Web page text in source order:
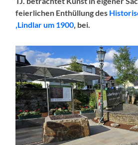
feierlichen Enthüllung des
‚Lindlar um 1900‚ bei.